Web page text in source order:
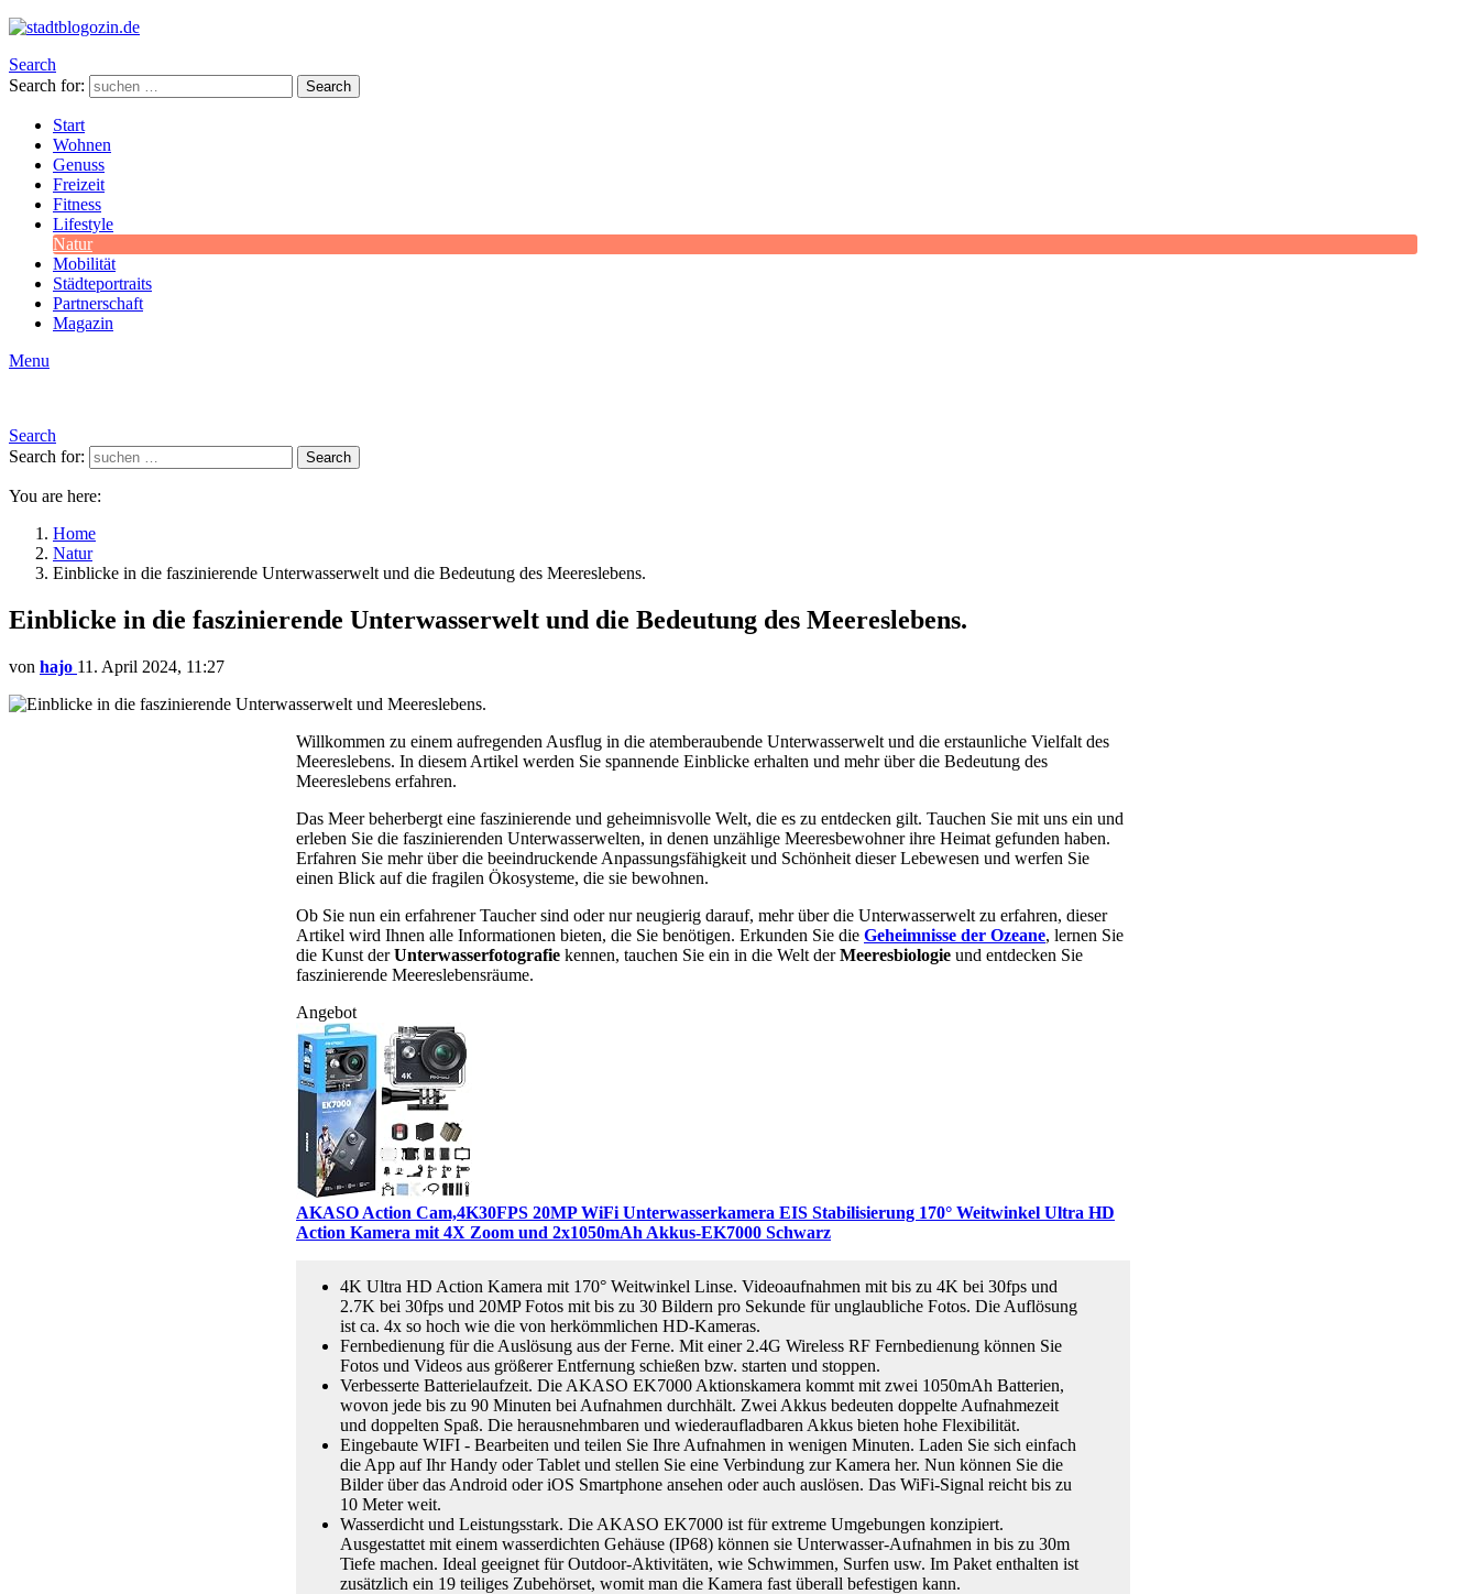
Search
Search for:
Search
Start
Wohnen
Genuss
Freizeit
Fitness
Lifestyle
Natur
Mobilität
Städteportraits
Partnerschaft
Magazin
Menu
Search
Search for:
Search
You are here:
Home
Natur
Einblicke in die faszinierende Unterwasserwelt und die Bedeutung des Meereslebens.
Einblicke in die faszinierende Unterwasserwelt und die Bedeutung des Meereslebens.
von hajo 11. April 2024, 11:27
Willkommen zu einem aufregenden Ausflug in die atemberaubende Unterwasserwelt und die erstaunliche Vielfalt des
Meereslebens. In diesem Artikel werden Sie spannende Einblicke erhalten und mehr über die Bedeutung des
Meereslebens erfahren.
Das Meer beherbergt eine faszinierende und geheimnisvolle Welt, die es zu entdecken gilt. Tauchen Sie mit uns ein und
erleben Sie die faszinierenden Unterwasserwelten, in denen unzählige Meeresbewohner ihre Heimat gefunden haben.
Erfahren Sie mehr über die beeindruckende Anpassungsfähigkeit und Schönheit dieser Lebewesen und werfen Sie
einen Blick auf die fragilen Ökosysteme, die sie bewohnen.
Ob Sie nun ein erfahrener Taucher sind oder nur neugierig darauf, mehr über die Unterwasserwelt zu erfahren, dieser
Artikel wird Ihnen alle Informationen bieten, die Sie benötigen. Erkunden Sie die Geheimnisse der Ozeane, lernen Sie
die Kunst derUnterwasserfotografie kennen, tauchen Sie ein in die Welt derMeeresbiologie und entdecken Sie
faszinierende Meereslebensräume.
Angebot
AKASO Action Cam,4K30FPS 20MP WiFi Unterwasserkamera EIS Stabilisierung 170° Weitwinkel Ultra HD
Action Kamera mit 4X Zoom und 2x1050mAh Akkus-EK7000 Schwarz
4K Ultra HD Action Kamera mit 170° Weitwinkel Linse. Videoaufnahmen mit bis zu 4K bei 30fps und
2.7K bei 30fps und 20MP Fotos mit bis zu 30 Bildern pro Sekunde für unglaubliche Fotos. Die Auflösung
ist ca. 4x so hoch wie die von herkömmlichen HD-Kameras.
Fernbedienung für die Auslösung aus der Ferne. Mit einer 2.4G Wireless RF Fernbedienung können Sie
Fotos und Videos aus größerer Entfernung schießen bzw. starten und stoppen.
Verbesserte Batterielaufzeit. Die AKASO EK7000 Aktionskamera kommt mit zwei 1050mAh Batterien,
wovon jede bis zu 90 Minuten bei Aufnahmen durchhält. Zwei Akkus bedeuten doppelte Aufnahmezeit
und doppelten Spaß. Die herausnehmbaren und wiederaufladbaren Akkus bieten hohe Flexibilität.
Eingebaute WIFI - Bearbeiten und teilen Sie Ihre Aufnahmen in wenigen Minuten. Laden Sie sich einfach
die App auf Ihr Handy oder Tablet und stellen Sie eine Verbindung zur Kamera her. Nun können Sie die
Bilder über das Android oder iOS Smartphone ansehen oder auch auslösen. Das WiFi-Signal reicht bis zu
10 Meter weit.
Wasserdicht und Leistungsstark. Die AKASO EK7000 ist für extreme Umgebungen konzipiert.
Ausgestattet mit einem wasserdichten Gehäuse (IP68) können sie Unterwasser-Aufnahmen in bis zu 30m
Tiefe machen. Ideal geeignet für Outdoor-Aktivitäten, wie Schwimmen, Surfen usw. Im Paket enthalten ist
zusätzlich ein 19 teiliges Zubehörset, womit man die Kamera fast überall befestigen kann.